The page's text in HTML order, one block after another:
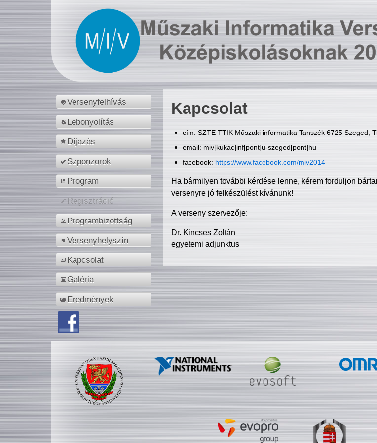
Versenyfelhívás
Lebonyolítás
Díjazás
Szponzorok
Program
Regisztráció
Programbizottság
Versenyhelyszín
Kapcsolat
Galéria
Eredmények
Kapcsolat
cím: SZTE TTIK Műszaki informatika Tanszék 6725 Szeged,
email: miv[kukac]inf[pont]u-szeged[pont]hu
facebook: https://www.facebook.com/miv2014
Ha bármilyen további kérdése lenne, kérem forduljon
versenyre jó felkészülést kívánunk!
A verseny szervezője:
Dr. Kincses Zoltán
egyetemi adjunktus